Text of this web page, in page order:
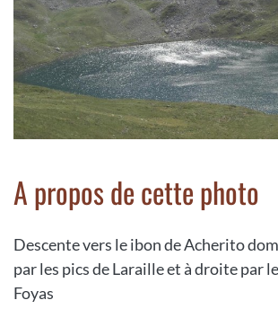
A propos de cette photo
Descente vers le ibon de Acherito
par les pics de Laraille et à droite par
Foyas